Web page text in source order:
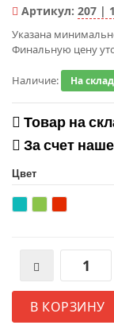
Артикул: 207 | 1
Указана
Финальную цену
Наличие: На
Товар на
За счет
Цвет
В КОРЗИНУ